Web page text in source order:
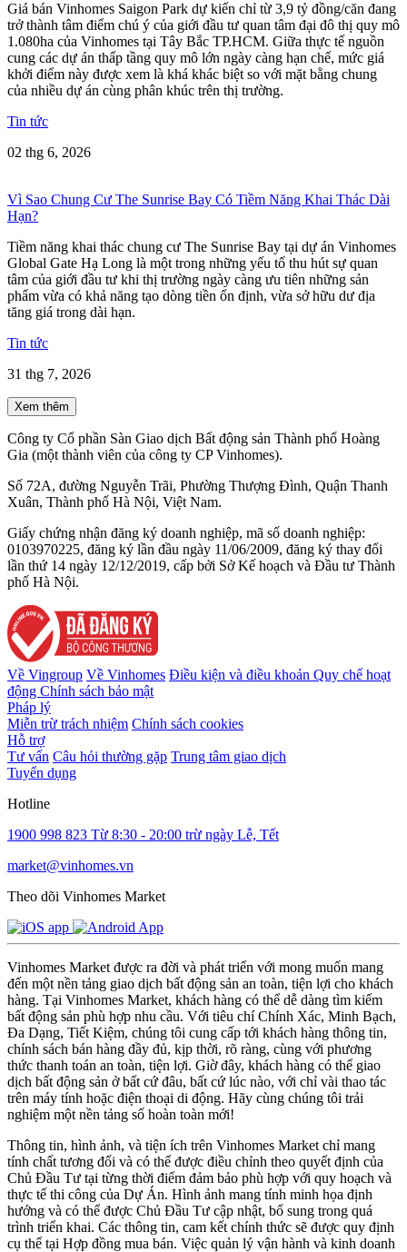
Giá bán Vinhomes Saigon Park dự kiến chỉ từ 3,9 tỷ đồng/căn đang
trở thành tâm điểm chú ý của giới đầu tư quan tâm đại đô thị quy mô
1.080ha của Vinhomes tại Tây Bắc TP.HCM. Giữa thực tế nguồn
cung các dự án thấp tầng quy mô lớn ngày càng hạn chế, mức giá
khởi điểm này được xem là khá khác biệt so với mặt bằng chung
của nhiều dự án cùng phân khúc trên thị trường.
Tin tức
02 thg 6, 2026
Vì Sao Chung Cư The Sunrise Bay Có Tiềm Năng Khai Thác Dài
Hạn?
Tiềm năng khai thác chung cư The Sunrise Bay tại dự án Vinhomes
Global Gate Hạ Long là một trong những yếu tố thu hút sự quan
tâm của giới đầu tư khi thị trường ngày càng ưu tiên những sản
phẩm vừa có khả năng tạo dòng tiền ổn định, vừa sở hữu dư địa
tăng giá trong dài hạn.
Tin tức
31 thg 7, 2026
Xem thêm
Công ty Cổ phần Sàn Giao dịch Bất động sản Thành phố Hoàng
Gia (một thành viên của công ty CP Vinhomes).
Số 72A, đường Nguyễn Trãi, Phường Thượng Đình, Quận Thanh
Xuân, Thành phố Hà Nội, Việt Nam.
Giấy chứng nhận đăng ký doanh nghiệp, mã số doanh nghiệp:
0103970225, đăng ký lần đầu ngày 11/06/2009, đăng ký thay đổi
lần thứ 14 ngày 12/12/2019, cấp bởi Sở Kế hoạch và Đầu tư Thành
phố Hà Nội.
Về Vingroup Về Vinhomes Điều kiện và điều khoản Quy chế hoạt
động Chính sách bảo mật
Pháp lý
Miễn trừ trách nhiệm Chính sách cookies
Hỗ trợ
Tư vấn Câu hỏi thường gặp Trung tâm giao dịch
Tuyển dụng
Hotline
1900 998 823 Từ 8:30 - 20:00 trừ ngày Lễ, Tết
market@vinhomes.vn
Theo dõi Vinhomes Market
Vinhomes Market được ra đời và phát triển với mong muốn mang
đến một nền tảng giao dịch bất động sản an toàn, tiện lợi cho khách
hàng. Tại Vinhomes Market, khách hàng có thể dễ dàng tìm kiếm
bất động sản phù hợp nhu cầu. Với tiêu chí Chính Xác, Minh Bạch,
Đa Dạng, Tiết Kiệm, chúng tôi cung cấp tới khách hàng thông tin,
chính sách bán hàng đầy đủ, kịp thời, rõ ràng, cùng với phương
thức thanh toán an toàn, tiện lợi. Giờ đây, khách hàng có thể giao
dịch bất động sản ở bất cứ đâu, bất cứ lúc nào, với chỉ vài thao tác
trên máy tính hoặc điện thoại di động. Hãy cùng chúng tôi trải
nghiệm một nền tảng số hoàn toàn mới!
Thông tin, hình ảnh, và tiện ích trên Vinhomes Market chỉ mang
tính chất tương đối và có thể được điều chỉnh theo quyết định của
Chủ Đầu Tư tại từng thời điểm đảm bảo phù hợp với quy hoạch và
thực tế thi công của Dự Án. Hình ảnh mang tính minh họa định
hướng và có thể được Chủ Đầu Tư cập nhật, bổ sung trong quá
trình triển khai. Các thông tin, cam kết chính thức sẽ được quy định
cụ thể tại Hợp đồng mua bán. Việc quản lý vận hành và kinh doanh